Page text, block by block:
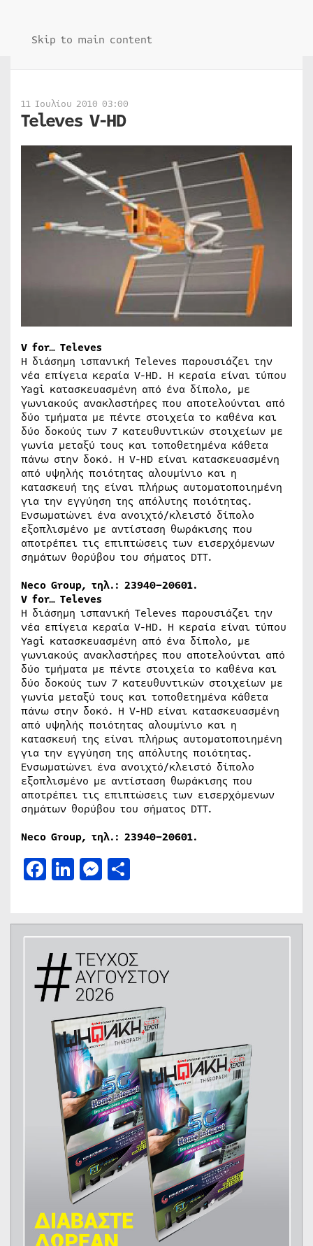
Skip to main content
11 Ιουλίου 2010 03:00
Televes V-HD
V for… Televes
Η διάσημη ισπανική Televes παρουσιάζει την
νέα επίγεια κεραία V-HD. Η κεραία είναι τύπου
Yagi κατασκευασμένη από ένα δίπολο, με
γωνιακούς ανακλαστήρες που αποτελούνται από
δύο τμήματα με πέντε στοιχεία το καθένα και
δύο δοκούς των 7 κατευθυντικών στοιχείων με
γωνία μεταξύ τους και τοποθετημένα κάθετα
πάνω στην δοκό. Η V-HD είναι κατασκευασμένη
από υψηλής ποιότητας αλουμίνιο και η
κατασκευή της είναι πλήρως αυτοματοποιημένη
για την εγγύηση της απόλυτης ποιότητας.
Ενσωματώνει ένα ανοιχτό/κλειστό δίπολο
εξοπλισμένο με αντίσταση θωράκισης που
αποτρέπει τις επιπτώσεις των εισερχόμενων
σημάτων θορύβου του σήματος DTT.
Neco Group, τηλ.: 23940–20601.
V for… Televes
Η διάσημη ισπανική Televes παρουσιάζει την
νέα επίγεια κεραία V-HD. Η κεραία είναι τύπου
Yagi κατασκευασμένη από ένα δίπολο, με
γωνιακούς ανακλαστήρες που αποτελούνται από
δύο τμήματα με πέντε στοιχεία το καθένα και
δύο δοκούς των 7 κατευθυντικών στοιχείων με
γωνία μεταξύ τους και τοποθετημένα κάθετα
πάνω στην δοκό. Η V-HD είναι κατασκευασμένη
από υψηλής ποιότητας αλουμίνιο και η
κατασκευή της είναι πλήρως αυτοματοποιημένη
για την εγγύηση της απόλυτης ποιότητας.
Ενσωματώνει ένα ανοιχτό/κλειστό δίπολο
εξοπλισμένο με αντίσταση θωράκισης που
αποτρέπει τις επιπτώσεις των εισερχόμενων
σημάτων θορύβου του σήματος DTT.
Neco Group, τηλ.: 23940–20601.
Facebook
LinkedIn
Messenger